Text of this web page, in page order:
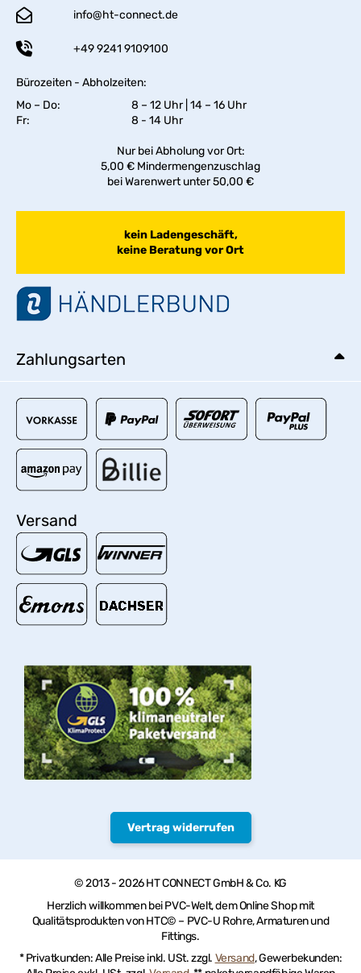
info@ht-connect.de
+49 9241 9109100
Bürozeiten - Abholzeiten:
Mo – Do:
8 – 12 Uhr | 14 – 16 Uhr
Fr:
8 - 14 Uhr
Nur bei Abholung vor Ort:
5,00 € Mindermengenzuschlag
bei Warenwert unter 50,00 €
kein Ladengeschäft,
keine Beratung vor Ort
Zahlungsarten
Versand
Vertrag widerrufen
© 2013 - 2026 HT CONNECT GmbH & Co. KG
Herzlich willkommen bei PVC-Welt, dem Online Shop mit
Qualitätsprodukten von HTC© – PVC-U Rohre, Armaturen und
Fittings.
* Privatkunden: Alle Preise inkl. USt. zzgl. Versand, Gewerbekunden: